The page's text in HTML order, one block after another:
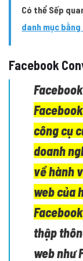
Có thể Sếp
danh mục bằng
Facebook
công cụ
doanh
về hành
web của
thập
web như